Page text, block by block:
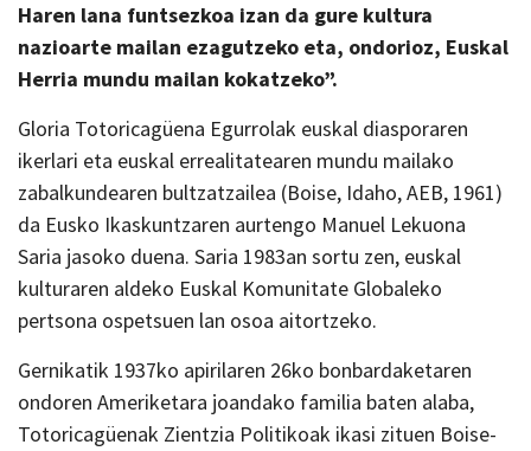
Haren lana funtsezkoa izan da gure kultura
nazioarte mailan ezagutzeko eta, ondorioz, Euskal
Herria mundu mailan kokatzeko”.
Gloria Totoricagüena Egurrolak euskal diasporaren
ikerlari eta euskal errealitatearen mundu mailako
zabalkundearen bultzatzailea (Boise, Idaho, AEB, 1961)
da Eusko Ikaskuntzaren aurtengo Manuel Lekuona
Saria jasoko duena. Saria 1983an sortu zen, euskal
kulturaren aldeko Euskal Komunitate Globaleko
pertsona ospetsuen lan osoa aitortzeko.
Gernikatik 1937ko apirilaren 26ko bonbardaketaren
ondoren Ameriketara joandako familia baten alaba,
Totoricagüenak Zientzia Politikoak ikasi zituen Boise-